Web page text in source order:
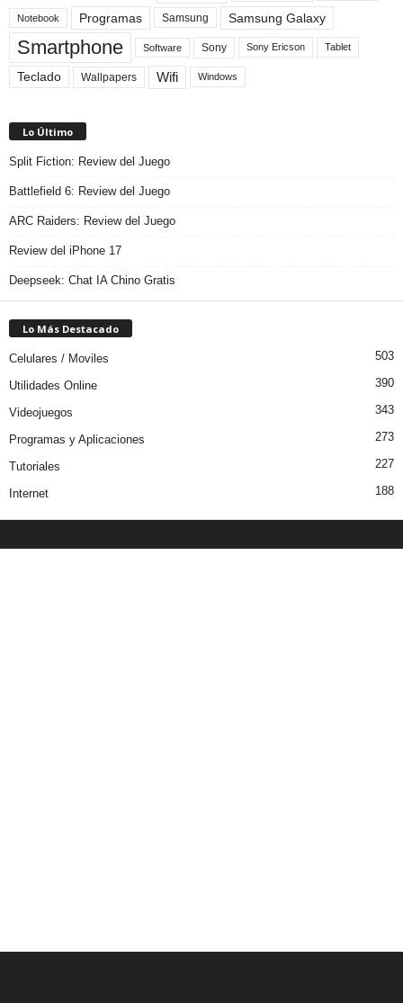
Notebook Programas Samsung Samsung Galaxy
Smartphone Software Sony Sony Ericson Tablet
Teclado Wallpapers Wifi Windows
Lo Último
Split Fiction: Review del Juego
Battlefield 6: Review del Juego
ARC Raiders: Review del Juego
Review del iPhone 17
Deepseek: Chat IA Chino Gratis
Lo Más Destacado
Celulares / Moviles 503
Utilidades Online 390
Videojuegos 343
Programas y Aplicaciones 273
Tutoriales 227
Internet 188